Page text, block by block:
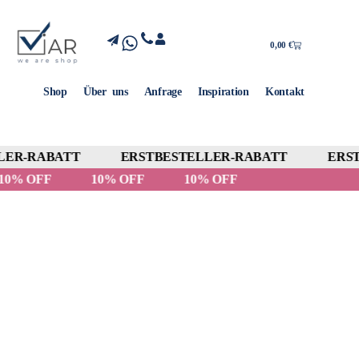
0,00 €
Shop Über uns Anfrage Inspiration Kontakt
RABATT ERSTBESTELLER-RABATT
10% OFF
10% OFF 10% OFF